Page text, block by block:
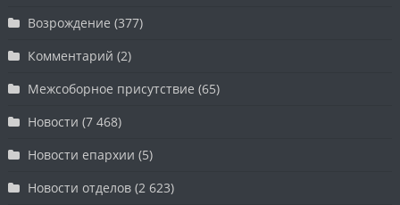
Возрождение (377)
Комментарий (2)
Межсоборное присутствие (65)
Новости (7 468)
Новости епархии (5)
Новости отделов (2 623)